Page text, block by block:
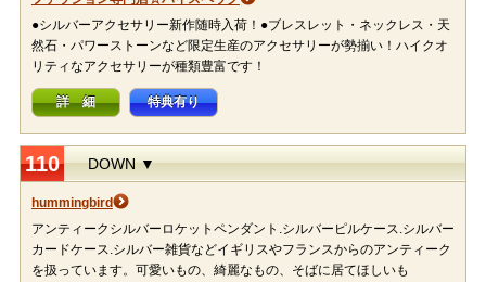
●シルバーアクセサリー新作随時入荷！●ブレスレット・ネックレス・天
然石・パワーストーンなど限定生産のアクセサリーが勢揃い！ハイクオ
リティなアクセサリーが種類豊富です！
詳 細 特典有り
110 DOWN ▼
hummingbird
アンティークシルバーロケットペンダント.シルバーピルケース.シルバー
カードケース.シルバー雑貨などイギリスやフランスからのアンティーク
を扱っています。可愛いもの、綺麗なもの、そばに居てほしいも